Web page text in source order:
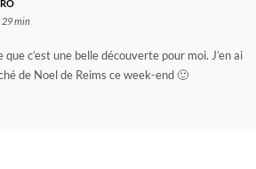
29 min
c’est une belle découverte pour moi. J’en ai
de Noel de Reims ce week-end 🙂